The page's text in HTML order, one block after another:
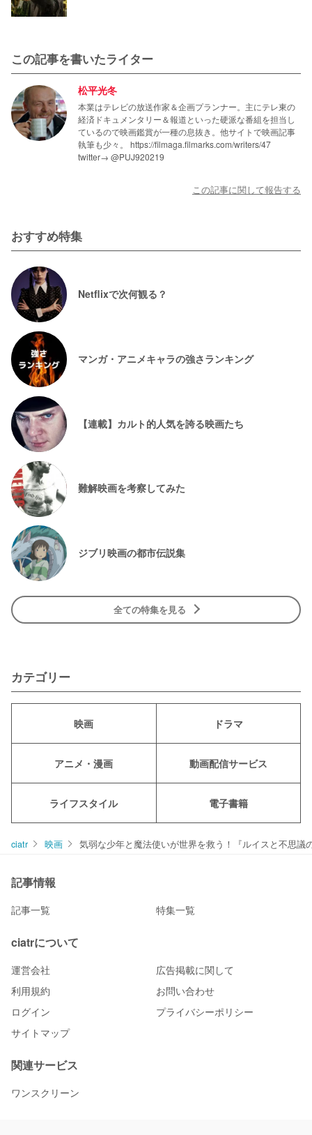
この記事を書いたライター
松平光冬
本業はテレビの放送作家＆企画プランナー。主にテレ東の
経済ドキュメンタリー＆報道といった硬派な番組を担当し
ているので映画鑑賞が一種の息抜き。他サイトで映画記事
執筆も少々。 https://filmaga.filmarks.com/writers/47
twitter→ @PUJ920219
この記事に関して報告する
おすすめ特集
Netflixで次何観る？
マンガ・アニメキャラの強さランキング
【連載】カルト的人気を誇る映画たち
難解映画を考察してみた
ジブリ映画の都市伝説集
全ての特集を見る
カテゴリー
映画 ドラマ
アニメ・漫画 動画配信サービス
ライフスタイル 電子書籍
ciatr 映画 気弱な少年と魔法使いが世界を救う！『ルイスと不思議
記事情報
記事一覧 特集一覧
ciatrについて
運営会社
広告掲載に関して
利用規約
お問い合わせ
ログイン
プライバシーポリシー
サイトマップ
関連サービス
ワンスクリーン